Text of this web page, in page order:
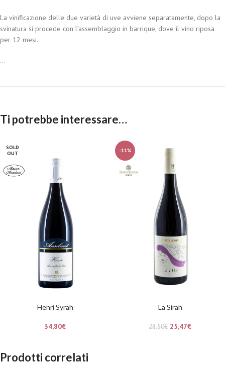
La vinificazione delle due varietà di uve avviene separatamente, dopo la
svinatura si procede con l’assemblaggio in barrique, dove il vino riposa
per 12 mesi.
...
Ti potrebbe interessare…
SOLD
OUT
Henri Syrah
34,80€
-11%
La Sirah
28,50€ 25,47€
Prodotti correlati